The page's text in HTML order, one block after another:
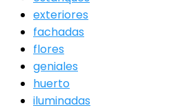
exteriores
fachadas
flores
geniales
huerto
iluminadas